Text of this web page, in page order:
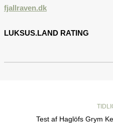
fjallraven.dk
LUKSUS.LAND RATING
Test af Haglöfs Grym